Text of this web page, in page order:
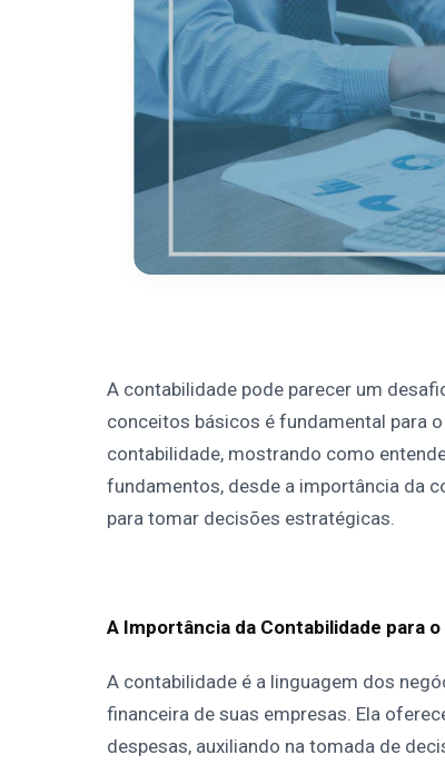
A contabilidade pode parecer um
conceitos básicos é fundamental para
contabilidade, mostrando como
fundamentos, desde a importância da
para tomar decisões estratégicas.
A Importância da Contabilidade para
A contabilidade é a linguagem dos
financeira de suas empresas. Ela
despesas, auxiliando na tomada de